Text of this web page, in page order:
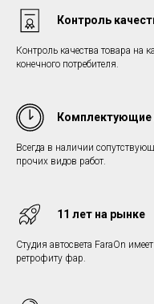
Контроль
Контроль качества товара на
конечного потребителя.
Комплектующие
Всегда в наличии
прочих видов работ.
11 лет на рынке
Студия автосвета FaraOn
ретрофиту фар.